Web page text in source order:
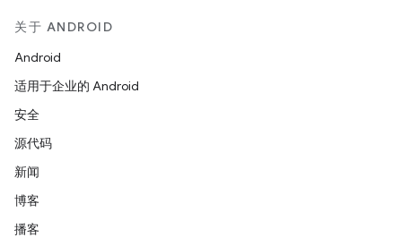
关于 ANDROID
Android
适用于企业的 Android
安全
源代码
新闻
博客
播客